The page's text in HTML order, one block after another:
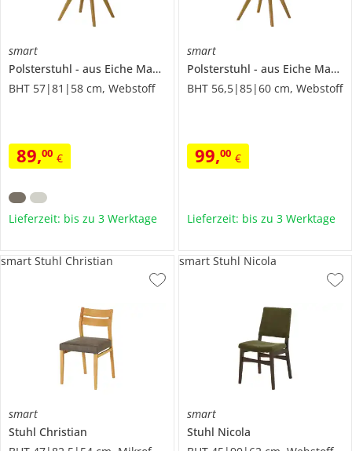
smart
Polsterstuhl
aus Eiche Massivholzgestell
Haru
BHT 57|81|58 cm, Webstoff
89,00 €
Lieferzeit: bis zu 3 Werktage
smart
Polsterstuhl
aus Eiche Massivholzgestell
BHT 56,5|85|60 cm, Webstoff
99,00 €
Lieferzeit: bis zu 3 Werktage
smart
Stuhl Christian
smart Stuhl Christian
smart
Stuhl Nicola
smart Stuhl Nicola